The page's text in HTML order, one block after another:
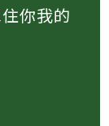
你我的